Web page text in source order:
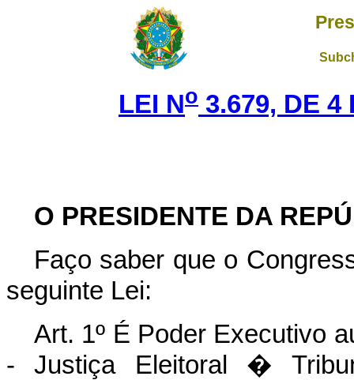
LEI No 3.679, DE 4
O PRESIDENTE DA
Faço saber que o
seguinte Lei:
Art. 1º É Poder Executivo
- Justiça Eleitoral �